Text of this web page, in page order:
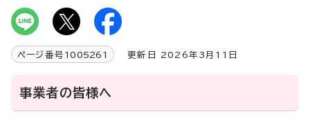
ページ番号 1005261 更新日 2026年3月11日
事業者の皆様へ